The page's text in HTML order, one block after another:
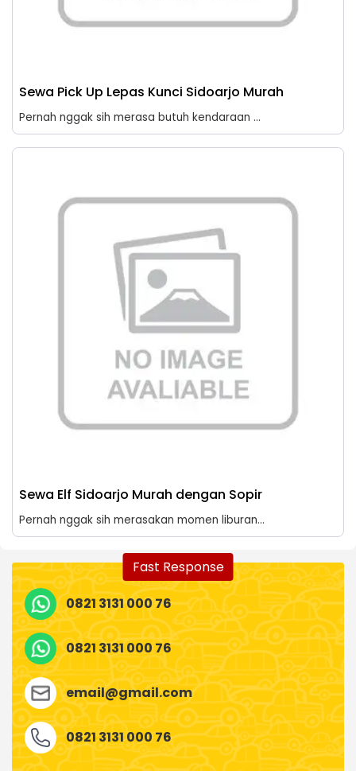
Sewa Pick Up Lepas Kunci Sidoarjo Murah
Pernah nggak sih merasa butuh kendaraan ...
Sewa Elf Sidoarjo Murah dengan Sopir
Pernah nggak sih merasakan momen liburan...
Fast Response
0821 3131 000 76
0821 3131 000 76
email@gmail.com
0821 3131 000 76